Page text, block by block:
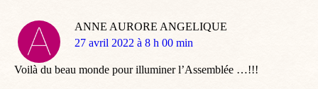
ANNE AURORE ANGELIQUE
dit
27 avril 2022 à 8 h 00 min
Voilà du beau monde pour illuminer l’Assemblée …!!!